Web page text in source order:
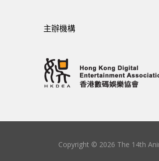
主辦機構
Copyright © 2026 The 14th